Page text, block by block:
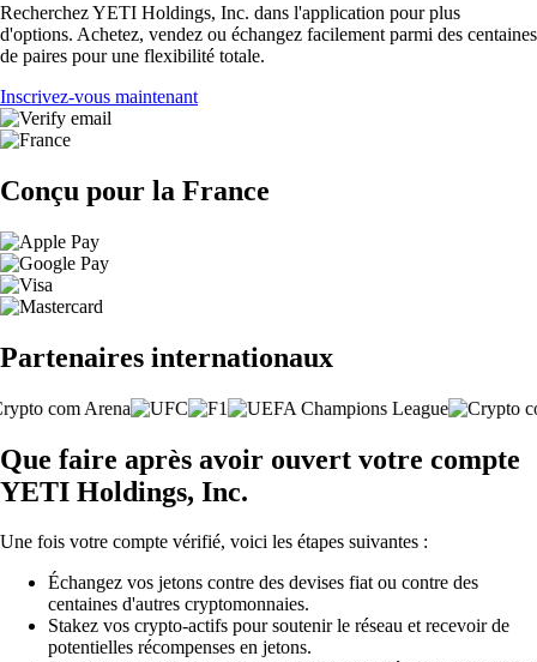
Recherchez YETI Holdings, Inc. dans l'application pour plus
d'options. Achetez, vendez ou échangez facilement parmi des centaines
de paires pour une flexibilité totale.
Inscrivez-vous maintenant
Conçu pour la France
Partenaires internationaux
Que faire après avoir ouvert votre compte
YETI Holdings, Inc.
Une fois votre compte vérifié, voici les étapes suivantes :
Échangez vos jetons contre des devises fiat ou contre des
centaines d'autres cryptomonnaies.
Stakez vos crypto-actifs pour soutenir le réseau et recevoir de
potentielles récompenses en jetons.